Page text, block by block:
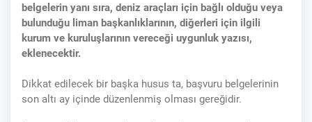
belgelerin yanı sıra, deniz araçları için bağlı olduğu veya
bulunduğu liman başkanlıklarının, diğerleri için ilgili
kurum ve kuruluşlarının vereceği uygunluk yazısı,
eklenecektir.
Dikkat edilecek bir başka husus ta, başvuru belgelerinin
son altı ay içinde düzenlenmiş olması gereğidir.